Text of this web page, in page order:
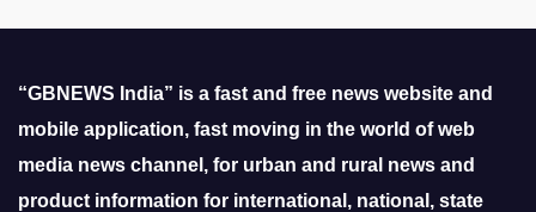
“GBNEWS India” is a fast and free news website and
mobile application, fast moving in the world of web
media news channel, for urban and rural news and
product information for international, national, state